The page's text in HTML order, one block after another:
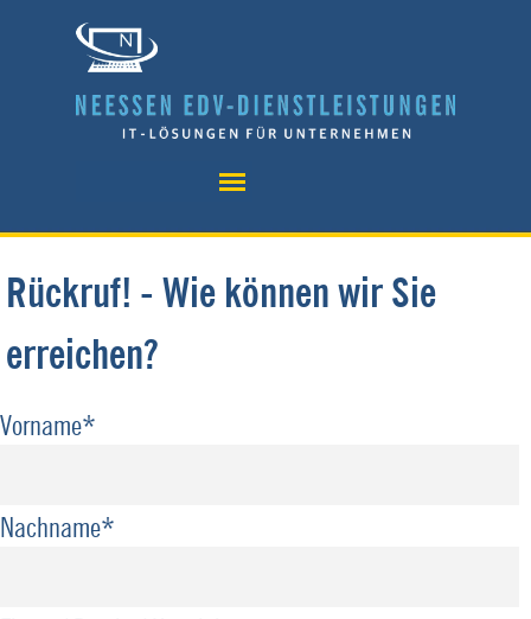
Menü überspringen
Rückruf! - Wie können wir Sie
erreichen?
Vorname*
Nachname*